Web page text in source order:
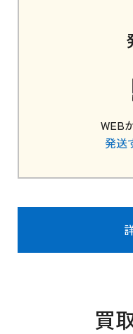
WEB
発送
買